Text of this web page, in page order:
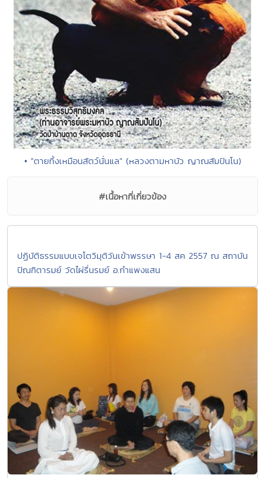
• "ตายทิ้งเหมือนสัตว์นั่นแล" (หลวงตามหาบัว ญาณสัมปันโน)
#เนื้อหาที่เกี่ยวข้อง
ปฏิบัติธรรมแบบเจโตวิมุติวันเข้าพรรษา 1-4 สค 2557 ณ สถาบัน
ปัณฑิตารมย์ วัดไผ่รื่นรมย์ อ.กำแพงแสน